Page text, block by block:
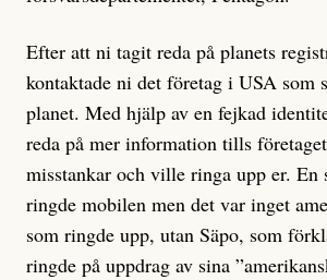
Efter att ni tagit reda på planets
kontaktade ni det företag i USA som
planet. Med hjälp av en fejkad
reda på mer information tills
misstankar och ville ringa upp er. En
ringde mobilen men det var inget
som ringde upp, utan Säpo, som
ringde på uppdrag av sina